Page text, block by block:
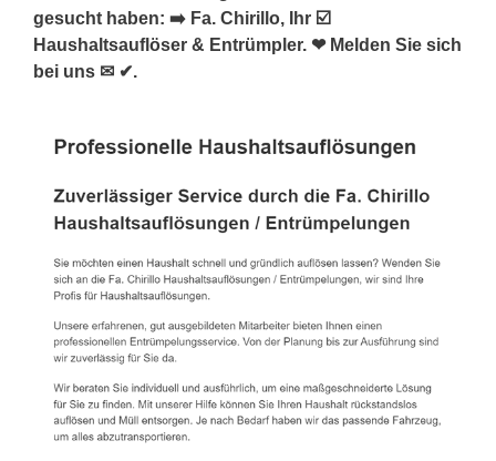
gesucht haben: ➡️ Fa. Chirillo, Ihr ☑️
Haushaltsauflöser & Entrümpler. ❤ Melden Sie sich
bei uns ✉ ✔.